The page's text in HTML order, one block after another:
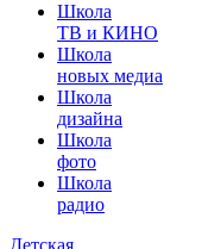
Школа
ТВ и КИНО
Школа
новых медиа
Школа
дизайна
Школа
фото
Школа
радио
Детская